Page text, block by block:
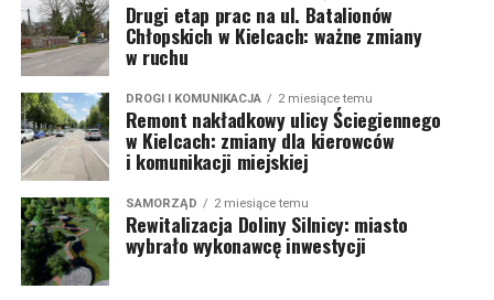
Drugi etap prac na ul. Batalionów
Chłopskich w Kielcach: ważne zmiany
w ruchu
DROGI I KOMUNIKACJA 2 miesiące temu
Remont nakładkowy ulicy Ściegiennego
w Kielcach: zmiany dla kierowców
i komunikacji miejskiej
SAMORZĄD 2 miesiące temu
Rewitalizacja Doliny Silnicy: miasto
wybrało wykonawcę inwestycji